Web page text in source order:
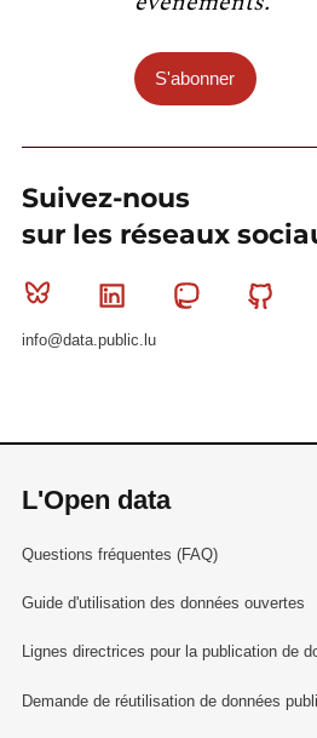
S'abonner
Suivez-nous
sur les réseaux
Bluesky Linkedin Mastodon
info@data.public.lu
L'Open data
Questions fréquentes (FAQ)
Guide d'utilisation des données ouvertes
Lignes directrices pour la publication de
Demande de réutilisation de données